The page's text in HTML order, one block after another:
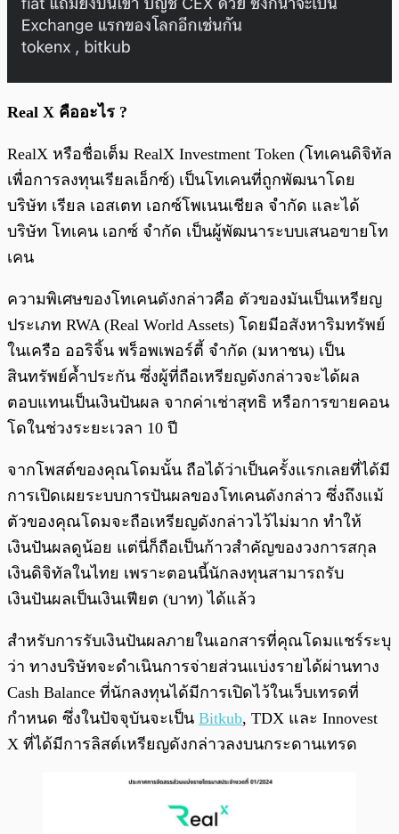
Real X คืออะไร ?
RealX หรือชื่อเต็ม RealX Investment Token (โทเคนดิจิทัล
เพื่อการลงทุนเรียลเอ็กซ์) เป็นโทเคนที่ถูกพัฒนาโดย
บริษัท เรียล เอสเตท เอกซ์โพเนนเชียล จำกัด และได้
บริษัท โทเคน เอกซ์ จำกัด เป็นผู้พัฒนาระบบเสนอขายโท
เคน
ความพิเศษของโทเคนดังกล่าวคือ ตัวของมันเป็นเหรียญ
ประเภท RWA (Real World Assets) โดยมีอสังหาริมทรัพย์
ในเครือ ออริจิ้น พร็อพเพอร์ตี้ จำกัด (มหาชน) เป็น
สินทรัพย์ค้ำประกัน ซึ่งผู้ที่ถือเหรียญดังกล่าวจะได้ผล
ตอบแทนเป็นเงินปันผล จากค่าเช่าสุทธิ หรือการขายคอน
โดในช่วงระยะเวลา 10 ปี
จากโพสต์ของคุณโดมนั้น ถือได้ว่าเป็นครั้งแรกเลยที่ได้มี
การเปิดเผยระบบการปันผลของโทเคนดังกล่าว ซึ่งถึงแม้
ตัวของคุณโดมจะถือเหรียญดังกล่าวไว้ไม่มาก ทำให้
เงินปันผลดูน้อย แต่นี่ก็ถือเป็นก้าวสำคัญของวงการสกุล
เงินดิจิทัลในไทย เพราะตอนนี้นักลงทุนสามารถรับ
เงินปันผลเป็นเงินเฟียต (บาท) ได้แล้ว
สำหรับการรับเงินปันผลภายในเอกสารที่คุณโดมแชร์ระบุ
ว่า ทางบริษัทจะดำเนินการจ่ายส่วนแบ่งรายได้ผ่านทาง
Cash Balance ที่นักลงทุนได้มีการเปิดไว้ในเว็บเทรดที่
กำหนด ซึ่งในปัจจุบันจะเป็น Bitkub, TDX และ Innovest
X ที่ได้มีการลิสต์เหรียญดังกล่าวลงบนกระดานเทรด